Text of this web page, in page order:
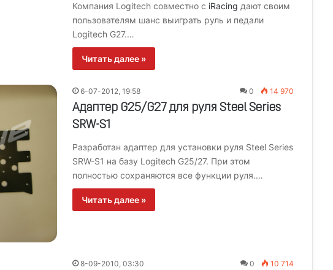
Компания Logitech совместно с iRacing дают своим
пользователям шанс выиграть руль и педали
Logitech G27.…
Читать далее »
6-07-2012, 19:58 0 14 970
Адаптер G25/G27 для руля Steel Series
SRW-S1
Разработан адаптер для установки руля Steel Series
SRW-S1 на базу Logitech G25/27. При этом
полностью сохраняются все функции руля.…
Читать далее »
8-09-2010, 03:30 0 10 714